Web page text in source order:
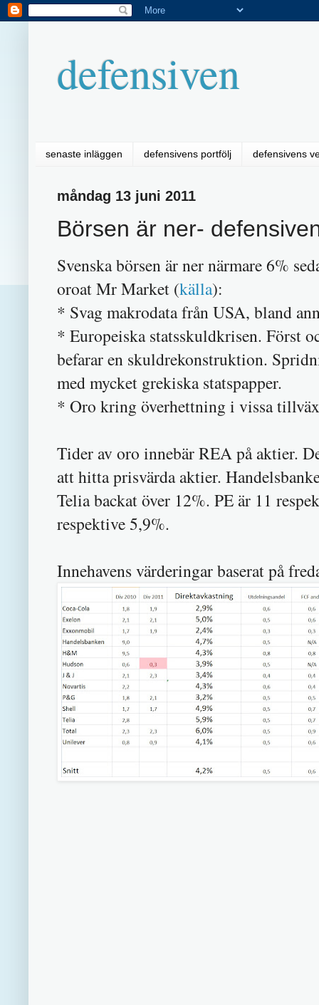
defensiven
senaste inläggen defensivens portfölj defensivens
måndag 13 juni 2011
Börsen är ner-
Svenska börsen är ner närmare 6%
oroat Mr Market (källa):
* Svag makrodata från USA, bland
* Europeiska statsskuldkrisen. Först
befarar en skuldrekonstruktion.
med mycket grekiska statspapper.
* Oro kring överhettning i vissa
Tider av oro innebär REA på aktier.
att hitta prisvärda aktier.
Telia backat över 12%. PE är 11
respektive 5,9%.
Innehavens värderingar baserat på